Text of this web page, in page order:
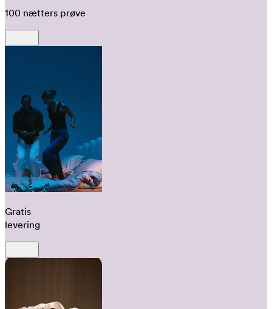
100 nætters prøve
Gratis
levering